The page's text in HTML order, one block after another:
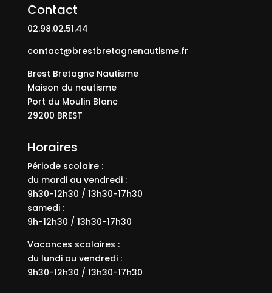
Contact
02.98.02.51.44
contact@brestbretagnenautisme.fr
Brest Bretagne Nautisme
Maison du nautisme
Port du Moulin Blanc
29200 BREST
Horaires
Période scolaire :
du mardi au vendredi :
9h30-12h30 / 13h30-17h30
samedi :
9h-12h30 / 13h30-17h30
Vacances scolaires :
du lundi au vendredi :
9h30-12h30 / 13h30-17h30